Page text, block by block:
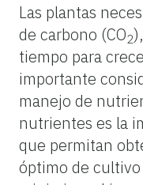
Las plantas
de carbono (CO2
tiempo para
importante
manejo de
nutrientes es la
que permitan
óptimo de